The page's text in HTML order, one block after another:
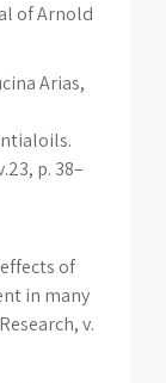
of Arnold
Arias,
p. 38–
of
in many
v.